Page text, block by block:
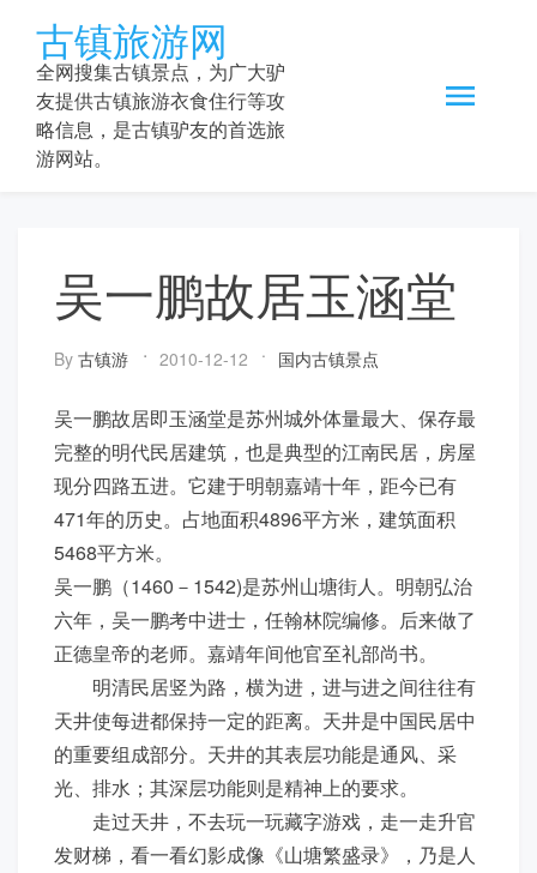
content
古镇旅游网
全网搜集古镇景点，为广大驴
友提供古镇旅游衣食住行等攻
略信息，是古镇驴友的首选旅
游网站。
吴一鹏故居玉涵堂
By 古镇游 2010-12-12 国内古镇景点
吴一鹏故居即玉涵堂是苏州城外体量最大、保存最
完整的明代民居建筑，也是典型的江南民居，房屋
现分四路五进。它建于明朝嘉靖十年，距今已有
471年的历史。占地面积4896平方米，建筑面积
5468平方米。
吴一鹏（1460－1542)是苏州山塘街人。明朝弘治
六年，吴一鹏考中进士，任翰林院编修。后来做了
正德皇帝的老师。嘉靖年间他官至礼部尚书。
明清民居竖为路，横为进，进与进之间往往有
天井使每进都保持一定的距离。天井是中国民居中
的重要组成部分。天井的其表层功能是通风、采
光、排水；其深层功能则是精神上的要求。
走过天井，不去玩一玩藏字游戏，走一走升官
发财梯，看一看幻影成像《山塘繁盛录》，乃是人